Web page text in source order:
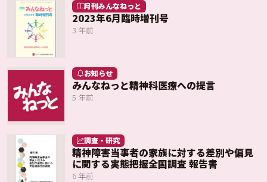
月刊みんなねっと
2023年6月臨時増刊号
3 年前
お知らせ
みんなねっと精神科医療への提言
5 年前
調査・研究
精神障害当事者の家族に対する差別や偏見
に関する実態把握全国調査 報告書
6 年前